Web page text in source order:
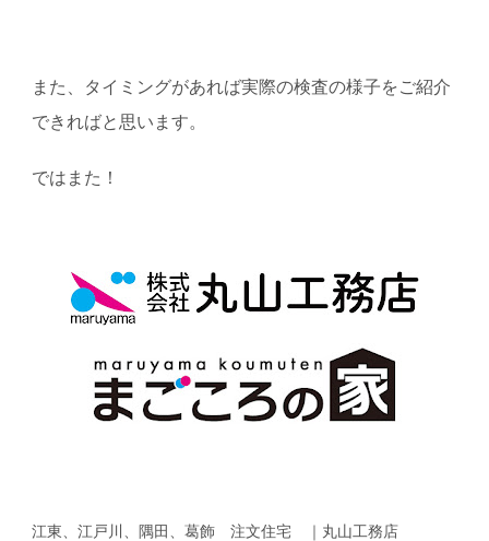
また、タイミングがあれば実際の検査の様子をご紹介
できればと思います。
ではまた！
江東、江戸川、隅田、葛飾 注文住宅 ｜丸山工務店